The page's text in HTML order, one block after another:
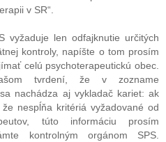
v SR“.
vyžaduje len odfajknutie určitých
kontroly, napíšte o tom prosím
celú psychoterapeutickú obec.
tvrdení, že v zozname
nachádza aj vykladač kariet: ak
nespĺňa kritériá vyžadované od
túto informáciu prosím
kontrolným orgánom SPS.